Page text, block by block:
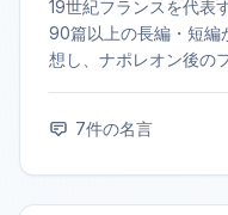
19世紀フランスを代表
90篇以上の長編・短編
想し、ナポレオン後の
合』などがある。
7件の名言